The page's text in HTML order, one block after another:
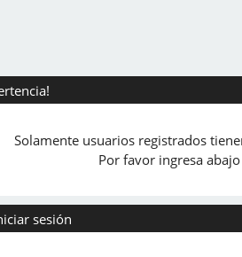
Solamente usuarios registrados
Por favor ingresa
sesión